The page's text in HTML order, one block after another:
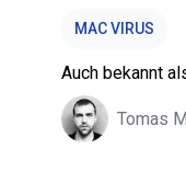
MAC VIRUS
Auch bekannt
Tomas